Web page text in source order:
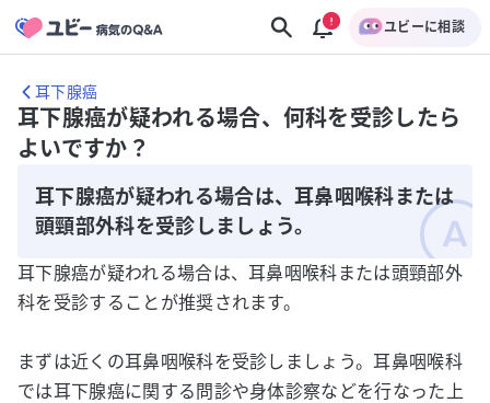
ユビーに相談
耳下腺癌
耳下腺癌が疑われる場合、何科を受診したら
よいですか？
耳下腺癌が疑われる場合は、耳鼻咽喉科または
頭頸部外科を受診しましょう。
耳下腺癌が疑われる場合は、耳鼻咽喉科または頭頸部外
科を受診することが推奨されます。
まずは近くの耳鼻咽喉科を受診しましょう。耳鼻咽喉科
では耳下腺癌に関する問診や身体診察などを行なった上